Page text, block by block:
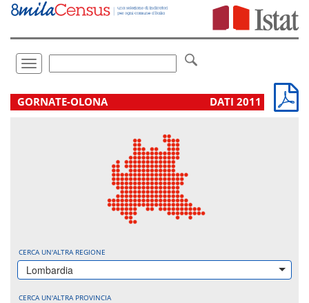
Vai
direttamente
Toggle
navigation
.
GORNATE-OLONA DATI 2011
CERCA UN'ALTRA REGIONE
Lombardia
CERCA UN'ALTRA PROVINCIA